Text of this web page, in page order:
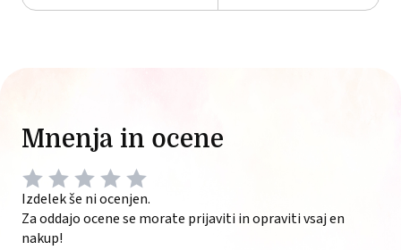
Mnenja in ocene
Izdelek še ni ocenjen.
Za oddajo ocene se morate prijaviti in opraviti vsaj en
nakup!